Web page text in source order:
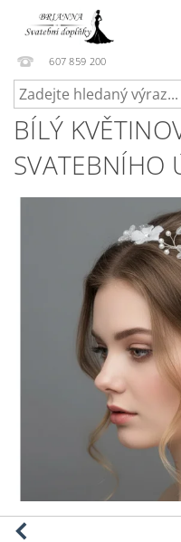
607 859 200
BÍLÝ
SVATEBNÍHO